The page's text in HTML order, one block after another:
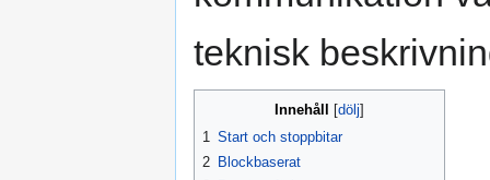
teknisk
Innehåll
1 Start och stoppbitar
2 Blockbaserat